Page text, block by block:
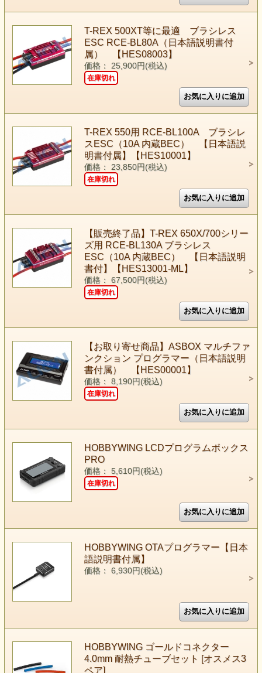
T-REX 500XT等に最適 ブラシレス
ESC RCE-BL80A（日本語説明書付
属） 【HES08003】
価格： 25,900円(税込)
在庫切れ
T-REX 550用 RCE-BL100A ブラシレ
スESC（10A 内蔵BEC） 【日本語説
明書付属】【HES10001】
価格： 23,850円(税込)
在庫切れ
【販売終了品】T-REX 650X/700シリー
ズ用 RCE-BL130A ブラシレス
ESC（10A 内蔵BEC） 【日本語説明
書付】【HES13001-ML】
価格： 67,500円(税込)
在庫切れ
【お取り寄せ商品】ASBOX マルチファ
ンクション プログラマー（日本語説明
書付属） 【HES00001】
価格： 8,190円(税込)
在庫切れ
HOBBYWING LCDプログラムボックス
PRO
価格： 5,610円(税込)
在庫切れ
HOBBYWING OTAプログラマー【日本
語説明書付属】
価格： 6,930円(税込)
HOBBYWING ゴールドコネクター
4.0mm 耐熱チューブセット [オスメス3
ペア]